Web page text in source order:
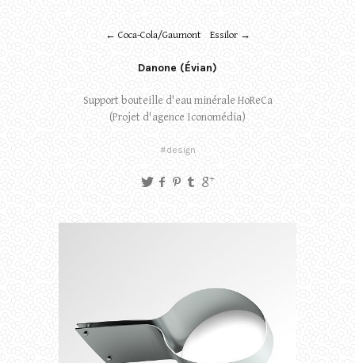
← Coca-Cola/Gaumont Essilor →
Danone (Évian)
Support bouteille d'eau minérale HoReCa
(Projet d'agence Iconomédia)
#design